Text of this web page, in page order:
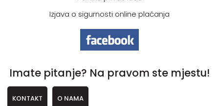
Izjava o sigurnosti online plaćanja
Imate pitanje? Na pravom ste mjestu!
KONTAKT O NAMA